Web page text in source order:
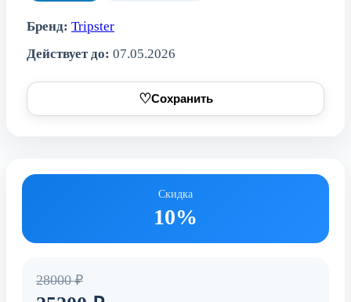
Бренд: Tripster
Действует до: 07.05.2026
♡Сохранить
Скидка
10%
28000 ₽